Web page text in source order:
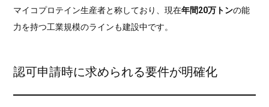
マイコプロテイン生産者と称しており、現在年間20万トンの能
力を持つ工業規模のラインも建設中です。
認可申請時に求められる要件が明確化